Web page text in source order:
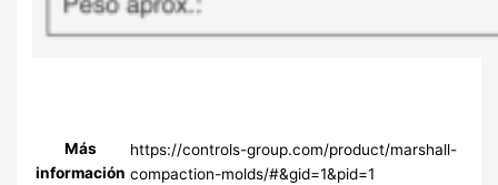
Más
información
https://controls-group.com/product/marshall-
compaction-molds/#&gid=1&pid=1